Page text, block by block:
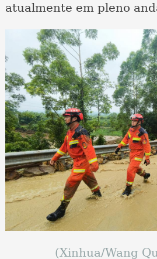
atualmente em pleno
(Xinhua/Wang